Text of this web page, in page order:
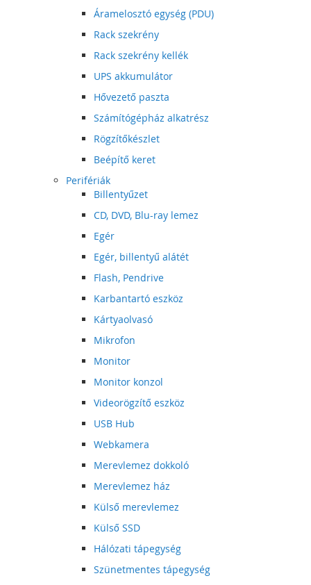
Áramelosztó egység (PDU)
Rack szekrény
Rack szekrény kellék
UPS akkumulátor
Hővezető paszta
Számítógépház alkatrész
Rögzítőkészlet
Beépítő keret
Perifériák
Billentyűzet
CD, DVD, Blu-ray lemez
Egér
Egér, billentyű alátét
Flash, Pendrive
Karbantartó eszköz
Kártyaolvasó
Mikrofon
Monitor
Monitor konzol
Videorögzítő eszköz
USB Hub
Webkamera
Merevlemez dokkoló
Merevlemez ház
Külső merevlemez
Külső SSD
Hálózati tápegység
Szünetmentes tápegység